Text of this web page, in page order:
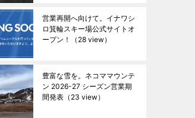
営業再開へ向けて。イナワシ
ロ箕輪スキー場公式サイトオ
ープン！
（28 view）
豊富な雪を。ネコママウンテ
ン 2026-27 シーズン営業期
間発表 （23 view）